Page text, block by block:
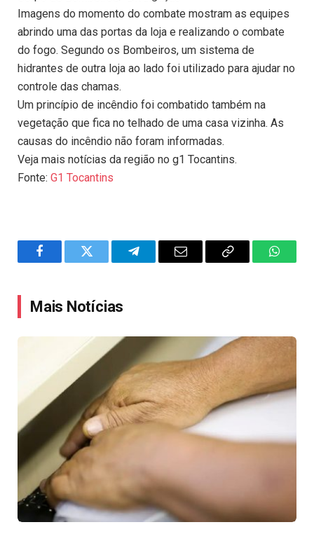
Imagens do momento do combate mostram as equipes
abrindo uma das portas da loja e realizando o combate
do fogo. Segundo os Bombeiros, um sistema de
hidrantes de outra loja ao lado foi utilizado para ajudar no
controle das chamas.
Um princípio de incêndio foi combatido também na
vegetação que fica no telhado de uma casa vizinha. As
causas do incêndio não foram informadas.
Veja mais notícias da região no g1 Tocantins.
Fonte: G1 Tocantins
FacebookTwitter TelegramEmail
Copy
Mais Notícias